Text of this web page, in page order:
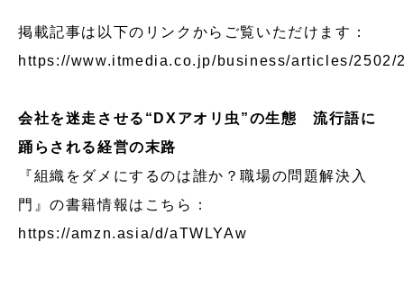
掲載記事は以下のリンクからご覧いただけます：
https://www.itmedia.co.jp/business/articles/2502/
会社を迷走させる“DXアオリ虫”の生態 流行語に
踊らされる経営の末路
『組織をダメにするのは誰か？職場の問題解決入
門』の書籍情報はこちら：
https://amzn.asia/d/aTWLYAw